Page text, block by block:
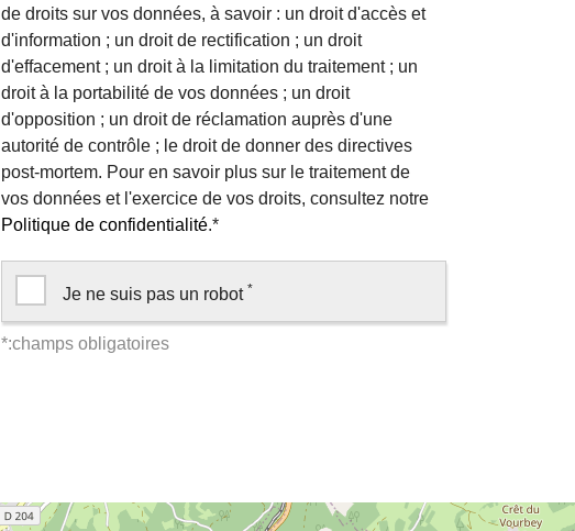
de droits sur vos données, à savoir : un droit d'accès et
d'information ; un droit de rectification ; un droit
d'effacement ; un droit à la limitation du traitement ; un
droit à la portabilité de vos données ; un droit
d'opposition ; un droit de réclamation auprès d'une
autorité de contrôle ; le droit de donner des directives
post-mortem. Pour en savoir plus sur le traitement de
vos données et l'exercice de vos droits, consultez notre
Politique de confidentialité.*
Je ne suis pas un robot *